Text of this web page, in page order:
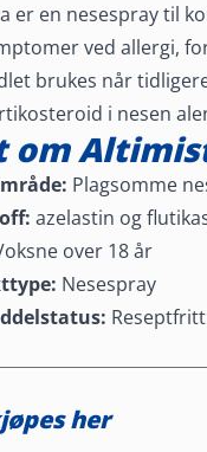
er en nesespray til
ved allergi,
brukes når
i nesen
om
Plagsomme
azelastin og
over 18 år
Nesespray
her